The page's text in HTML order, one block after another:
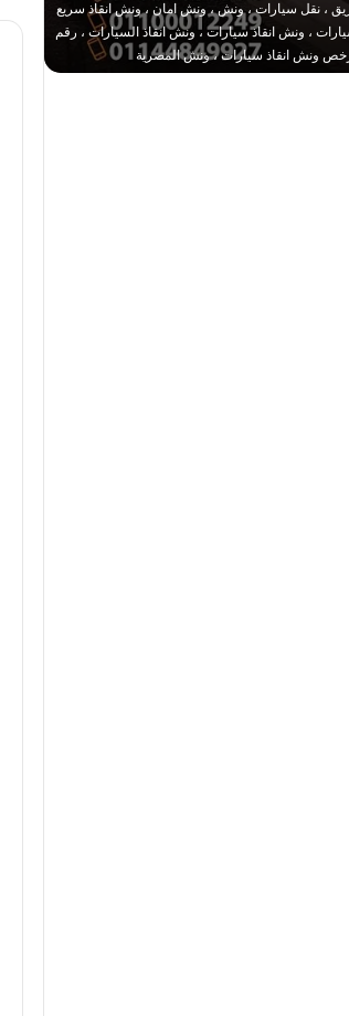
، نقل سيارات ، ونش ، ونش امان ، ونش انقاذ سريع
، ونش انقاذ سيارات ، ونش انقاذ السيارات ، رقم
ونش انقاذ سيارات ، ونش المصرية